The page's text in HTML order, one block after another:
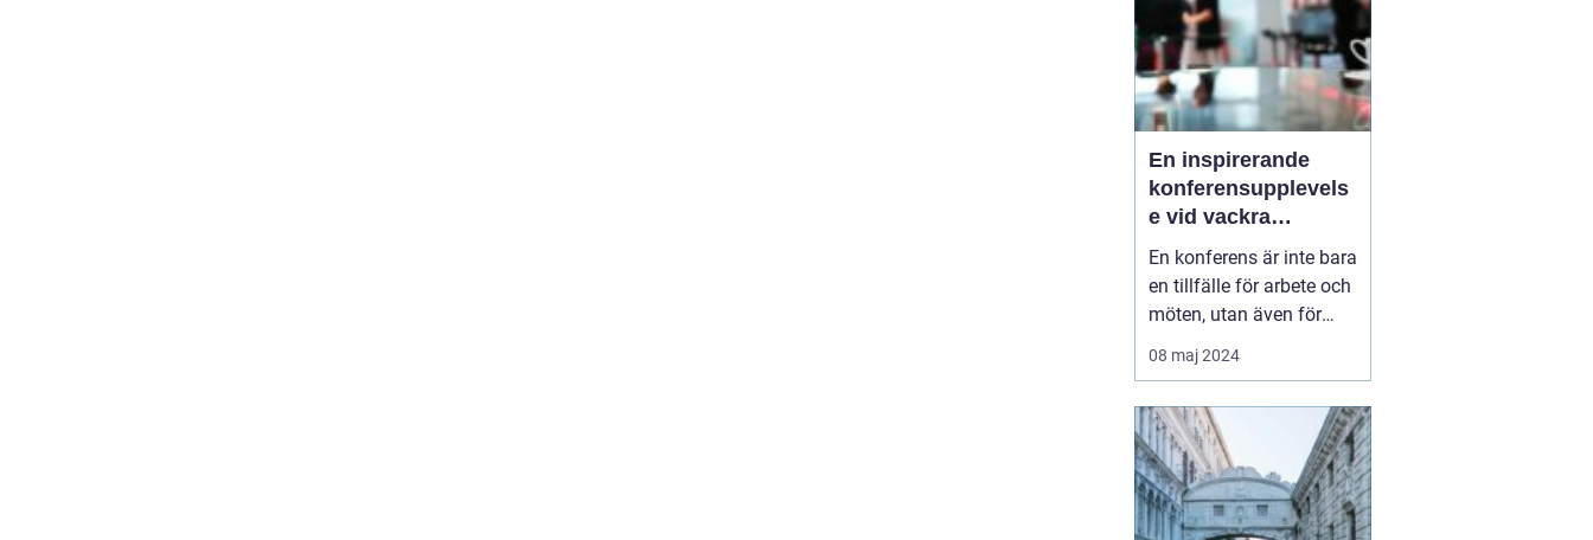
En inspirerande
konferensupplevels
e vid vackra
Tylösand
En konferens är inte bara
en tillfälle för arbete och
möten, utan även för
avkoppling,
teambuilding, och nya
västkust, där havets brus
och den mjuka sandens
skönhet lockar, l...
08 maj 2024